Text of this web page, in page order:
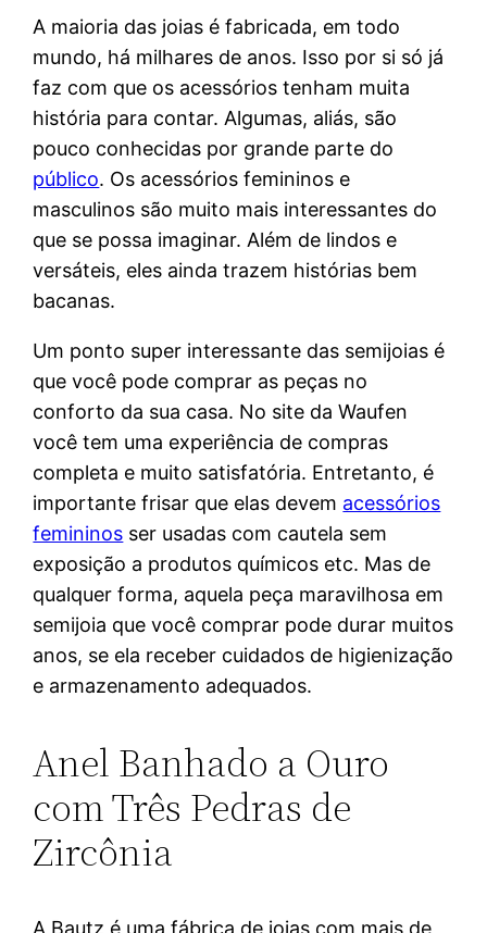
A maioria das joias é fabricada, em todo
mundo, há milhares de anos. Isso por si só já
faz com que os acessórios tenham muita
história para contar. Algumas, aliás, são
pouco conhecidas por grande parte do
público. Os acessórios femininos e
masculinos são muito mais interessantes do
que se possa imaginar. Além de lindos e
versáteis, eles ainda trazem histórias bem
bacanas.
Um ponto super interessante das semijoias é
que você pode comprar as peças no
conforto da sua casa. No site da Waufen
você tem uma experiência de compras
completa e muito satisfatória. Entretanto, é
importante frisar que elas devem acessórios
femininos ser usadas com cautela sem
exposição a produtos químicos etc. Mas de
qualquer forma, aquela peça maravilhosa em
semijoia que você comprar pode durar muitos
anos, se ela receber cuidados de higienização
e armazenamento adequados.
Anel Banhado a Ouro
com Três Pedras de
Zircônia
A Bautz é uma fábrica de joias com mais de